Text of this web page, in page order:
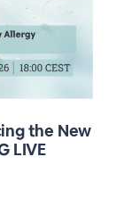
the New
LIVE